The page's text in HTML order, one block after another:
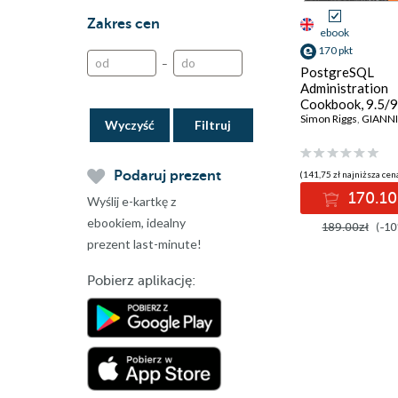
Zakres cen
–
Wyczyść
Podaruj prezent
Wyślij e-kartkę z
ebookiem, idealny
prezent last-minute!
Pobierz aplikację:
ebook
170 pkt
PostgreSQL
Administration
Cookbook, 9.5/
Edition.
for
Third Edition
Simon Riggs, GIANNI
(141,75 zł najniższa
170.10
189.00zł (-